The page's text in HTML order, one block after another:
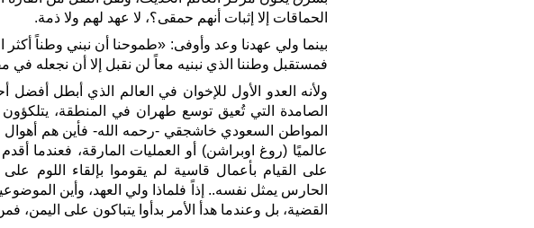
الحماقات إلا إثبات أنهم حمقى؟، لا عهد لهم ولا ذمة.
بينما ولي عهدنا وعد وأوفى: «طموحنا أن نبني وطناً أكثر
فمستقبل وطننا الذي نبنيه معاً لن نقبل إلا أن نجعله في
ولأنه العدو الأول للإخوان في العالم الذي أبطل أفضل
الصامدة التي تُعيق توسع طهران في المنطقة، يتلكؤون
المواطن السعودي خاشجقي -رحمه الله- فأين هم
عالميًا (روغ اوبراشن) أو العمليات المارقة، فعندما
على القيام بأعمال قاسية لم يقوموا بإلقاء اللوم
الحارس يمثل نفسه.. إذاً فلماذا ولي العهد، وأين
القضية، بل وعندما هدأ الأمر بدأوا يتباكون على اليمن،